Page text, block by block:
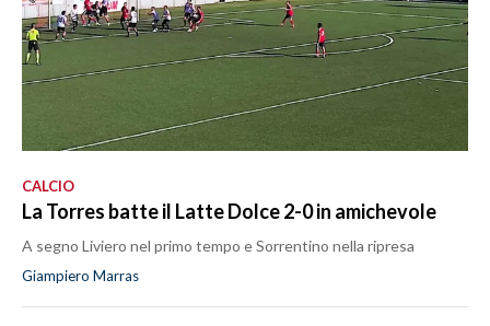
CALCIO
La Torres batte il Latte Dolce 2-0 in amichevole
A segno Liviero nel primo tempo e Sorrentino nella ripresa
Giampiero Marras